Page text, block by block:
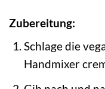
Zubereitung:
Schlage die
Handmixer